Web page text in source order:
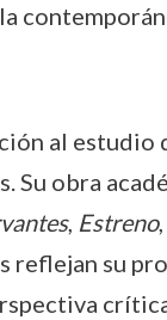
al
obra
, Estreno,
reflejan su